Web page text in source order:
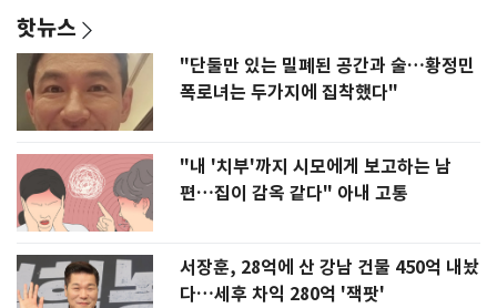
핫뉴스
"단둘만 있는 밀폐된 공간과 술…황정민
폭로녀는 두가지에 집착했다"
"내 '치부'까지 시모에게 보고하는 남
편…집이 감옥 같다" 아내 고통
서장훈, 28억에 산 강남 건물 450억 내놨
다…세후 차익 280억 '잭팟'